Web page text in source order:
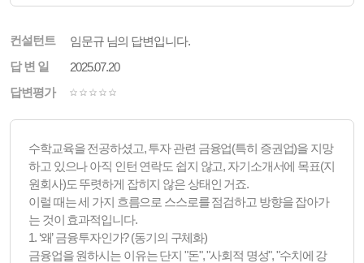
컨설턴트
임문규 님의 답변입니다.
답 변 일
2025.07.20
답변평가
수학교육을 전공하셨고, 투자 관련 금융업(특히 증권업)을 지망
하고 있으나 아직 인턴 연락도 쉽지 않고, 자기소개서에 목표(지
원회사)도 뚜렷하게 잡히지 않은 상태인 거죠.
이럴 때는 세 가지 흐름으로 스스로를 점검하고 방향을 잡아가
는 것이 효과적입니다.
1. ‘왜’ 금융투자인가? (동기의 구체화)
금융업을 원하시는 이유는 단지 "돈", "사회적 명성", "수치에 강